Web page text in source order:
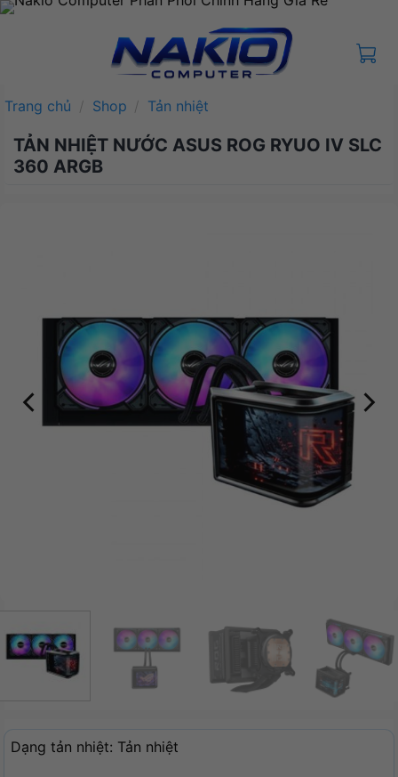
Bỏ
Trang chủ / Shop / Tản nhiệt
TẢN NHIỆT NƯỚC ASUS ROG RYUO IV SLC
360 ARGB
Dạng tản nhiệt: Tản nhiệt